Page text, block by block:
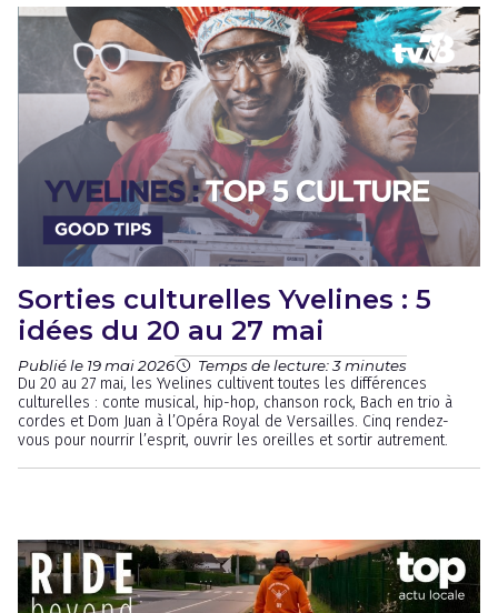
Sorties culturelles Yvelines : 5
idées du 20 au 27 mai
Publié le 19 mai 2026 Temps de lecture: 3 minutes
Du 20 au 27 mai, les Yvelines cultivent toutes les différences
culturelles : conte musical, hip-hop, chanson rock, Bach en trio à
cordes et Dom Juan à l’Opéra Royal de Versailles. Cinq rendez-
vous pour nourrir l’esprit, ouvrir les oreilles et sortir autrement.